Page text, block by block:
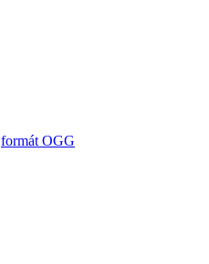
formát OGG